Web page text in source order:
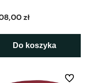
zł
Do koszyka
Do